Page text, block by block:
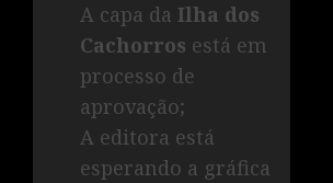
A capa da Ilha dos
Cachorros está em
processo de
aprovação;
A editora está
esperando a gráfica